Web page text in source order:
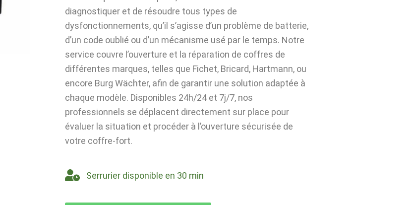
diagnostiquer et de résoudre tous types de
dysfonctionnements, qu’il s’agisse d’un problème de batterie,
d’un code oublié ou d’un mécanisme usé par le temps. Notre
service couvre l’ouverture et la réparation de coffres de
différentes marques, telles que Fichet, Bricard, Hartmann, ou
encore Burg Wächter, afin de garantir une solution adaptée à
chaque modèle. Disponibles 24h/24 et 7j/7, nos
professionnels se déplacent directement sur place pour
évaluer la situation et procéder à l’ouverture sécurisée de
votre coffre-fort.
Serrurier disponible en 30 min